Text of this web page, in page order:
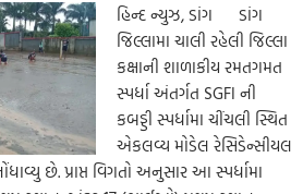
હિન્દ ન્યુઝ, ડાંગ ડાંગ
જિલ્લામા ચાલી રહેલી જિલ્લા
કક્ષાની શાળાકીય રમતગમત
સ્પર્ધા અંતર્ગત SGFI ની
કબડ્ડી સ્પર્ધામા ચીંચલી સ્થિત
એકલવ્ય મોડેલ રેસિડેન્સીયલ
છે. પ્રાપ્ત વિગતો અનુસાર આ સ્પર્ધામા